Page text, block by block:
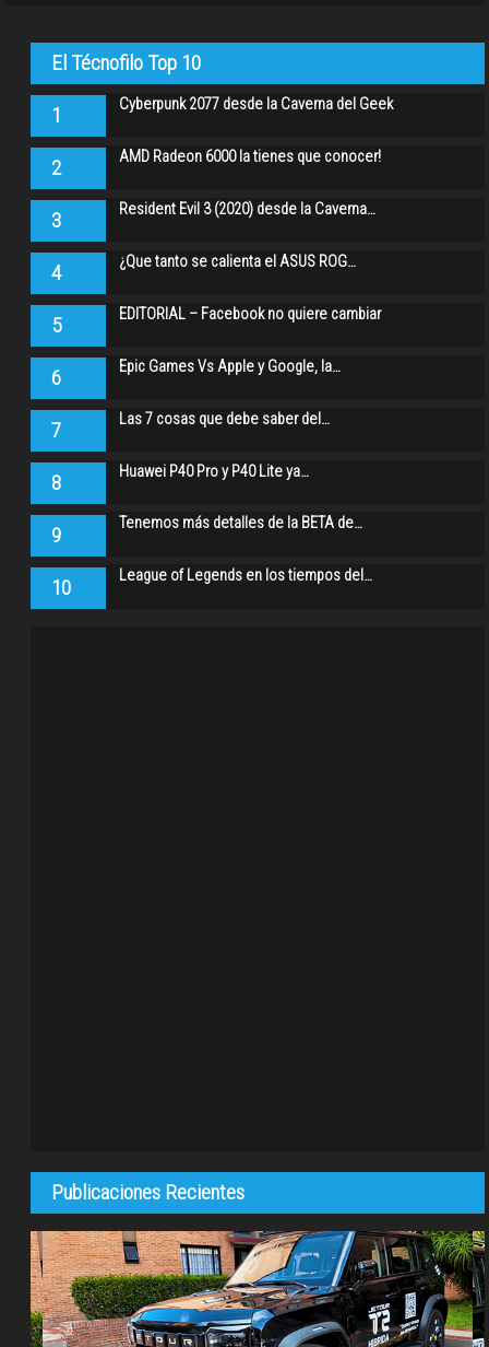
El Técnofilo Top 10
1 Cyberpunk 2077 desde la Caverna del Geek
2 AMD Radeon 6000 la tienes que conocer!
3 Resident Evil 3 (2020) desde la Caverna…
4 ¿Que tanto se calienta el ASUS ROG…
5 EDITORIAL – Facebook no quiere cambiar
6 Epic Games Vs Apple y Google, la…
7 Las 7 cosas que debe saber del…
8 Huawei P40 Pro y P40 Lite ya…
9 Tenemos más detalles de la BETA de…
10 League of Legends en los tiempos del…
Publicaciones Recientes